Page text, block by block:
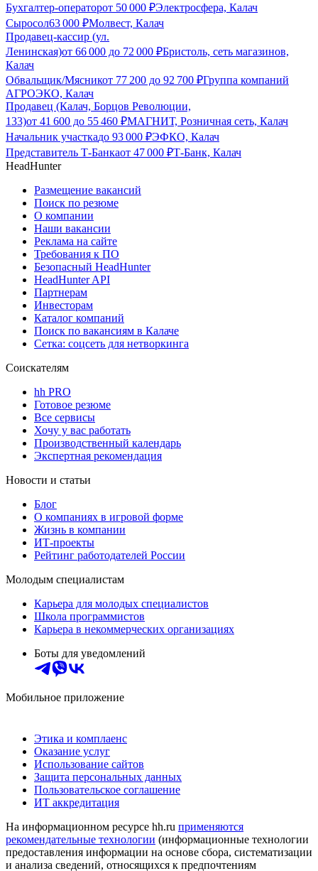
Бухгалтер-операторот 50 000 ₽Электросфера, Калач
Сыросол63 000 ₽Молвест, Калач
Продавец-кассир (ул.
Ленинская)от 66 000 до 72 000 ₽Бристоль, сеть магазинов,
Калач
Обвальщик/Мясникот 77 200 до 92 700 ₽Группа компаний
АГРОЭКО, Калач
Продавец (Калач, Борцов Революции,
133)от 41 600 до 55 460 ₽МАГНИТ, Розничная сеть, Калач
Начальник участкадо 93 000 ₽ЭФКО, Калач
Представитель Т-Банкаот 47 000 ₽Т-Банк, Калач
HeadHunter
Размещение вакансий
Поиск по резюме
О компании
Наши вакансии
Реклама на сайте
Требования к ПО
Безопасный HeadHunter
HeadHunter API
Партнерам
Инвесторам
Каталог компаний
Поиск по вакансиям в Калаче
Сетка: соцсеть для нетворкинга
Соискателям
hh PRO
Готовое резюме
Все сервисы
Хочу у вас работать
Производственный календарь
Экспертная рекомендация
Новости и статьи
Блог
О компаниях в игровой форме
Жизнь в компании
ИТ-проекты
Рейтинг работодателей России
Молодым специалистам
Карьера для молодых специалистов
Школа программистов
Карьера в некоммерческих организациях
Боты для уведомлений
Мобильное приложение
Этика и комплаенс
Оказание услуг
Использование сайтов
Защита персональных данных
Пользовательское соглашение
ИТ аккредитация
На информационном ресурсе hh.ru применяются
рекомендательные технологии (информационные технологии
предоставления информации на основе сбора, систематизации
и анализа сведений, относящихся к предпочтениям